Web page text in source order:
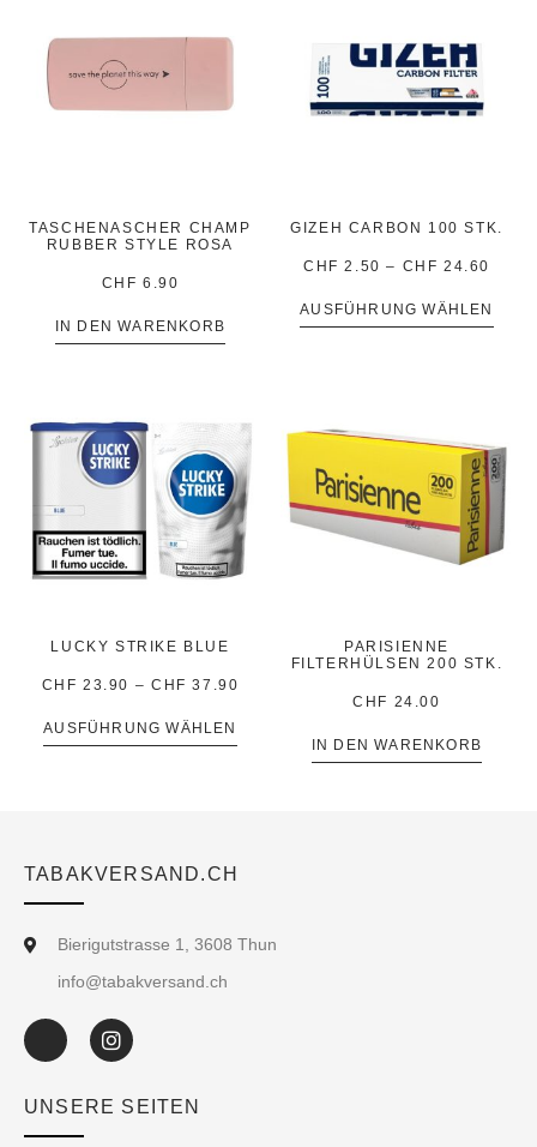
TASCHENASCHER CHAMP
RUBBER STYLE ROSA
CHF 6.90
IN DEN WARENKORB
GIZEH CARBON 100 STK.
CHF 2.50 – CHF 24.60
AUSFÜHRUNG WÄHLEN
LUCKY STRIKE BLUE
CHF 23.90 – CHF 37.90
AUSFÜHRUNG WÄHLEN
PARISIENNE
FILTERHÜLSEN 200 STK.
CHF 24.00
IN DEN WARENKORB
TABAKVERSAND.CH
Bierigutstrasse 1, 3608 Thun
info@tabakversand.ch
UNSERE SEITEN